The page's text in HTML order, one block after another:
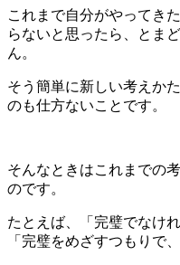
これまで自分がやってき
らないと思ったら、とま
ん。
そう簡単に新しい考えか
のも仕方ないことです。
そんなときはこれまでの
のです。
たとえば、「完璧でなけ
「完璧をめざすつもりで